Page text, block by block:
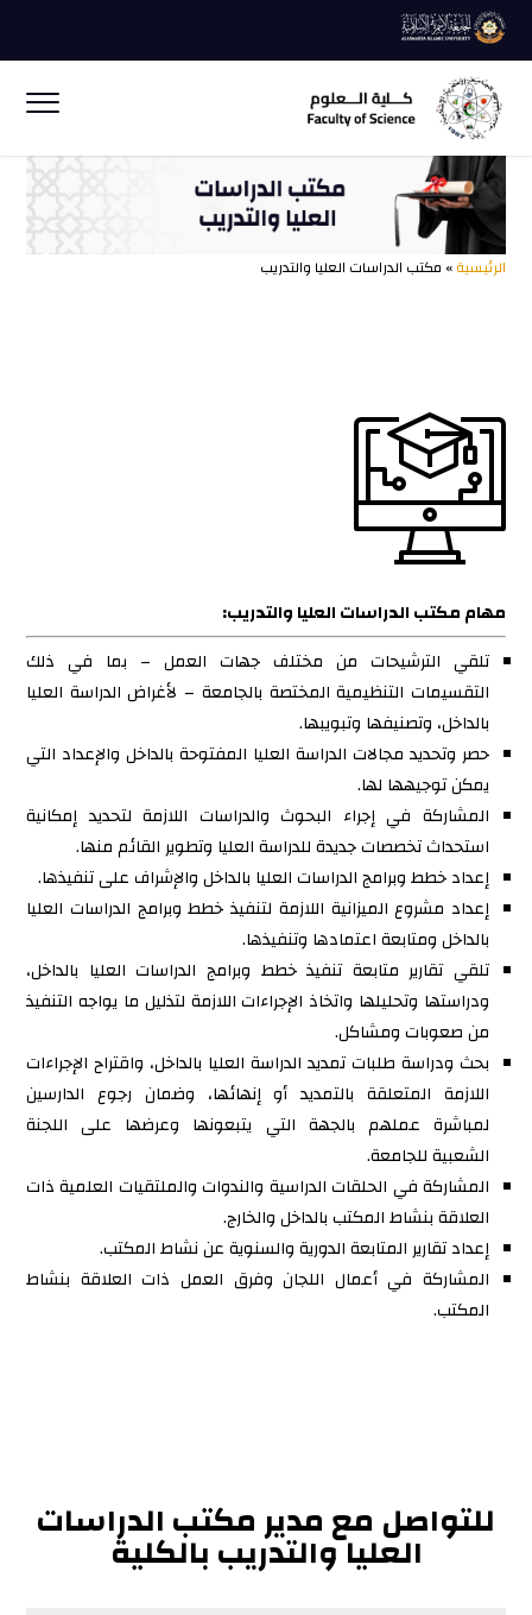
الرئيسية» مكتب الدراسات العليا والتدريب
مهام مكتب الدراسات العليا والتدريب:
تلقي الترشيحات من مختلف جهات العمل – بما في ذلك
التقسيمات التنظيمية المختصة بالجامعة – لأغراض الدراسة العليا
بالداخل، وتصنيفها وتبويبها.
حصر وتحديد مجالات الدراسة العليا المفتوحة بالداخل والإعداد التي
يمكن توجيهها لها.
المشاركة في إجراء البحوث والدراسات اللازمة لتحديد إمكانية
استحداث تخصصات جديدة للدراسة العليا وتطوير القائم منها.
إعداد خطط وبرامج الدراسات العليا بالداخل والإشراف على تنفيذها.
إعداد مشروع الميزانية اللازمة لتنفيذ خطط وبرامج الدراسات العليا
بالداخل ومتابعة اعتمادها وتنفيذها.
تلقي تقارير متابعة تنفيذ خطط وبرامج الدراسات العليا بالداخل،
ودراستها وتحليلها واتخاذ الإجراءات اللازمة لتذليل ما يواجه التنفيذ
من صعوبات ومشاكل.
بحث ودراسة طلبات تمديد الدراسة العليا بالداخل، واقتراح الإجراءات
اللازمة المتعلقة بالتمديد أو إنهائها، وضمان رجوع الدارسين
لمباشرة عملهم بالجهة التي يتبعونها وعرضها على اللجنة
الشعبية للجامعة.
المشاركة في الحلقات الدراسية والندوات والملتقيات العلمية ذات
العلاقة بنشاط المكتب بالداخل والخارج.
إعداد تقارير المتابعة الدورية والسنوية عن نشاط المكتب.
المشاركة في أعمال اللجان وفرق العمل ذات العلاقة بنشاط
المكتب.
للتواصل مع مدير مكتب الدراسات
العليا والتدريب بالكلية